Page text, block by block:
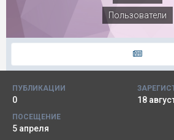
Пользователи
ПУБЛИКАЦИИ
0 18
ПОСЕЩЕНИЕ
5 апреля